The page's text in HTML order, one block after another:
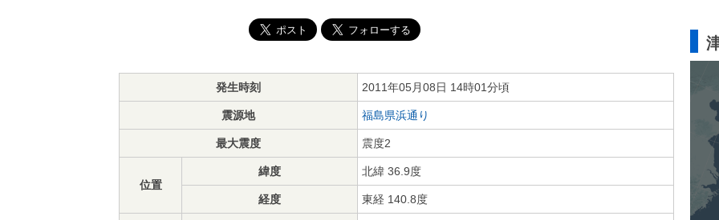
発生時刻 2011年05月08日 14時01分頃
震源地 福島県浜通り
最大震度 震度2
位置
緯度 北緯 36.9度
経度 東経 140.8度